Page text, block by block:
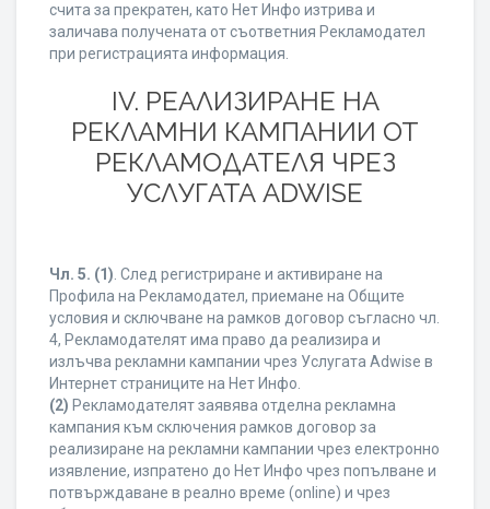
счита за прекратен, като Нет Инфо изтрива и
заличава получената от съответния Рекламодател
при регистрацията информация.
IV. РЕАЛИЗИРАНЕ НА
РЕКЛАМНИ КАМПАНИИ ОТ
РЕКЛАМОДАТЕЛЯ ЧРЕЗ
УСЛУГАТА ADWISE
Чл. 5. (1) . След регистриране и активиране на
Профила на Рекламодател, приемане на Общите
условия и сключване на рамков договор съгласно чл.
4, Рекламодателят има право да реализира и
излъчва рекламни кампании чрез Услугата Adwise в
Интернет страниците на Нет Инфо.
(2) Рекламодателят заявява отделна рекламна
кампания към сключения рамков договор за
реализиране на рекламни кампании чрез електронно
изявление, изпратено до Нет Инфо чрез попълване и
потвърждаване в реално време (online) и чрез